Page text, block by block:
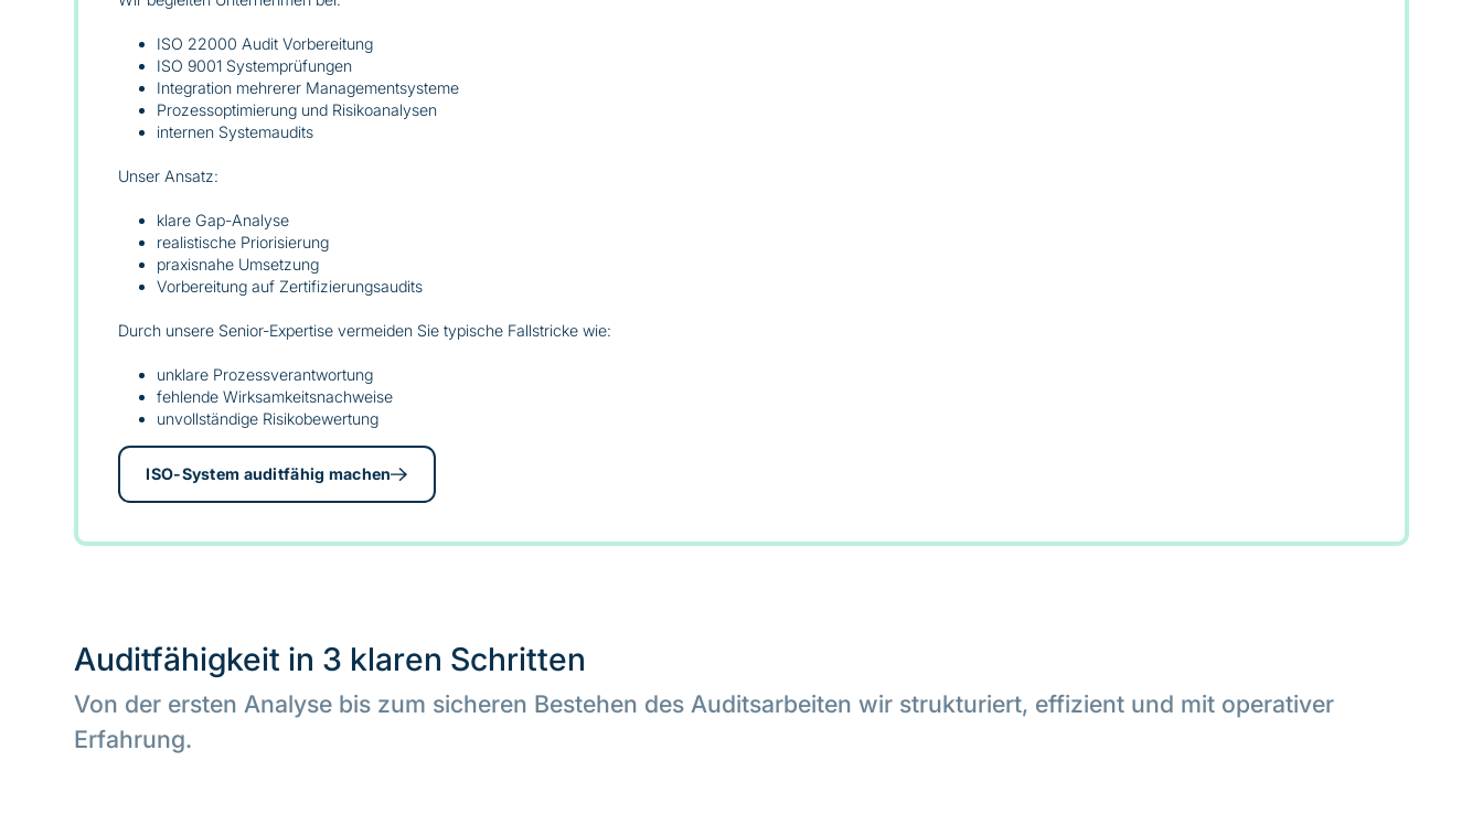
ISO 22000 Audit Vorbereitung
ISO 9001 Systemprüfungen
Integration mehrerer Managementsysteme
Prozessoptimierung und Risikoanalysen
internen Systemaudits
Unser Ansatz:
klare Gap-Analyse
realistische Priorisierung
praxisnahe Umsetzung
Vorbereitung auf Zertifizierungsaudits
Durch unsere Senior-Expertise vermeiden Sie typische Fallstricke wie:
unklare Prozessverantwortung
fehlende Wirksamkeitsnachweise
unvollständige Risikobewertung
ISO-System auditfähig machen
Auditfähigkeit in 3 klaren Schritten
Von der ersten Analyse bis zum sicheren Bestehen des Auditsarbeiten wir strukturiert, effizient und mit operativer
Erfahrung.